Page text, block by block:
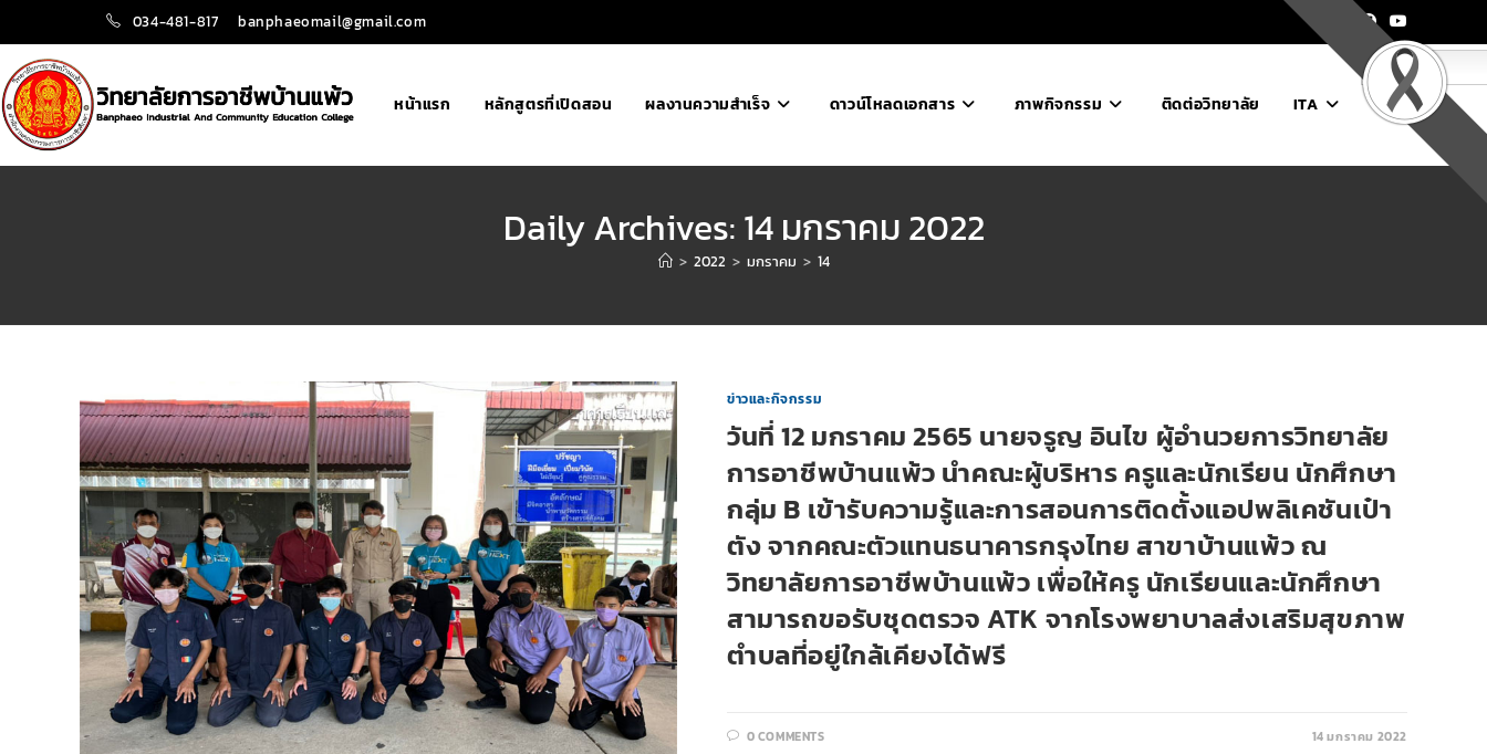
034-481-817 banphaeomail@gmail.com
หน้าแรก หลักสูตรที่เปิดสอน ผลงานความสำเร็จ ดาวน์โหลดเอกสาร ภาพกิจกรรม ติดต่อวิทยาลัย ITA
ไทย
Daily Archives: 14 มกราคม 2022
> 2022 > มกราคม > 14
ข่าวและกิจกรรม
วันที่ 12 มกราคม 2565 นายจรูญ อินไข ผู้อำนวยการวิทยาลัย
การอาชีพบ้านแพ้ว นำคณะผู้บริหาร ครูและนักเรียน นักศึกษา
กลุ่ม B เข้ารับความรู้และการสอนการติดตั้งแอปพลิเคชันเป๋า
ตัง จากคณะตัวแทนธนาคารกรุงไทย สาขาบ้านแพ้ว ณ
วิทยาลัยการอาชีพบ้านแพ้ว เพื่อให้ครู นักเรียนและนักศึกษา
สามารถขอรับชุดตรวจ ATK จากโรงพยาบาลส่งเสริมสุขภาพ
ตำบลที่อยู่ใกล้เคียงได้ฟรี
0 COMMENTS 14 มกราคม 2022